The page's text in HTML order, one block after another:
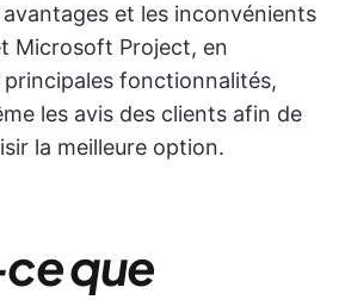
et les inconvénients
Microsoft Project, en
fonctionnalités,
les avis des clients afin de
la meilleure option.
que